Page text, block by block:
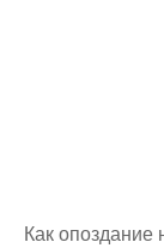
Как опоздание